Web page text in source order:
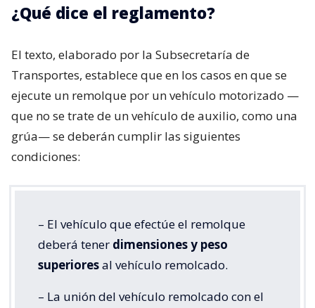
¿Qué dice el reglamento?
El texto, elaborado por la Subsecretaría de
Transportes, establece que en los casos en que se
ejecute un remolque por un vehículo motorizado —
que no se trate de un vehículo de auxilio, como una
grúa— se deberán cumplir las siguientes
condiciones:
– El vehículo que efectúe el remolque
deberá tener dimensiones y peso
superioresal vehículo remolcado.
– La unión del vehículo remolcado con el